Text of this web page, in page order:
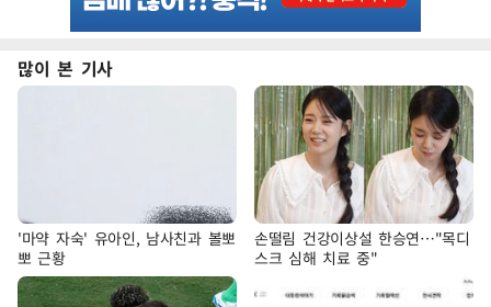
많이 본 기사
'마약 자숙' 유아인, 남사친과 볼뽀
뽀 근황
손떨림 건강이상설 한승연…"목디
스크 심해 치료 중"